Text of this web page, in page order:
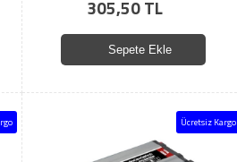
305,50 TL
Sepete Ekle
Ücretsiz Kargo